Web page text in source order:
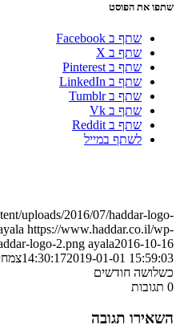
שתפו את הפוסט
שתף ב Facebook
שתף ב X
שתף ב Pinterest
שתף ב LinkedIn
שתף ב Tumblr
שתף ב Vk
שתף ב Reddit
לשתף במייל
uploads/2016/07/haddar-logo-
https://www.haddar.co.il/wp-
logo-2.png ayala2016-10-16
14:30:172019-01-01 15:59:03
כשלושה חודשים
0 תגובות
השאירו תגובה